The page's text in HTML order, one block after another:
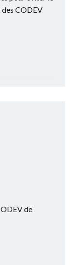
CODEV
de